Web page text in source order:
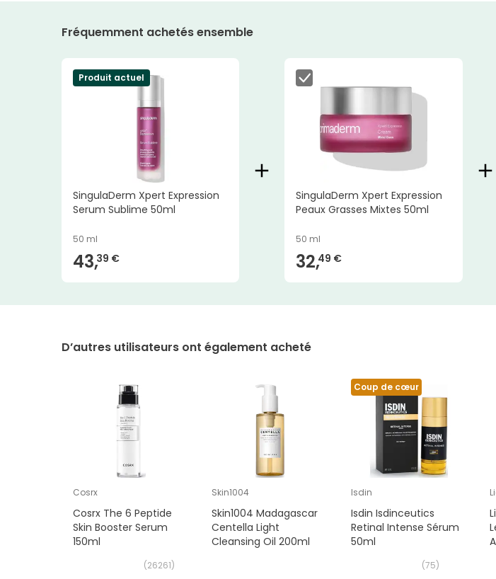
Fréquemment achetés ensemble
Produit actuel
SingulaDerm Xpert Expression
Serum Sublime 50ml
50 ml
43,39 €
SingulaDerm Xpert Expression
Peaux Grasses Mixtes 50ml
50 ml
32,49 €
D’autres utilisateurs ont également acheté
Cosrx
Cosrx The 6 Peptide
Skin Booster Serum
150ml
(26261)
Skin1004
Skin1004 Madagascar
Centella Light
Cleansing Oil 200ml
Coup de cœur
Isdin
Isdin Isdinceutics
Retinal Intense Sérum
50ml
(75)